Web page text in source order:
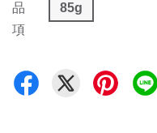
品
項
85g